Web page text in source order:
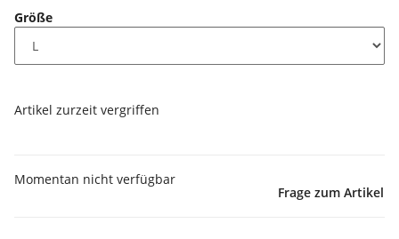
Größe
Artikel zurzeit vergriffen
Momentan nicht verfügbar
Frage zum Artikel